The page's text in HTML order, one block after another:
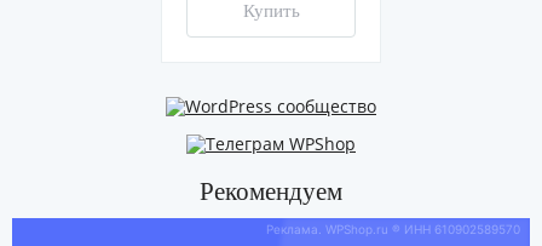
Купить
Рекомендуем